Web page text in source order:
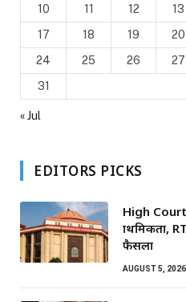
10
11 12 13
17
18 19 20
24
25 26 27
31
« Jul
EDITORS PICKS
High
प्राथमिकता,
फैसला
AUGUST 5, 2026